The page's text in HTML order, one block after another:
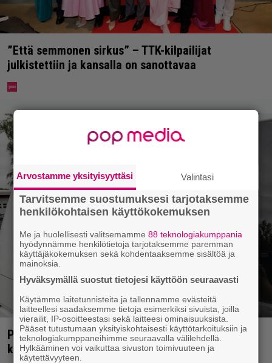
”Että semmonen sirkus” – TTK-kilpailijat
julkistettiin ja kansalla on sanottavaa
Poliisilla tehovalvonta – tästä kysymys ja näin
kauan kestää
Arvostamme yksityisyyttäsi Valintasi
Tarvitsemme suostumuksesi tarjotaksemme
henkilökohtaisen käyttökokemuksen
Me ja huolellisesti valitsemamme88 teknologiakumppania
hyödynnämme henkilötietoja tarjotaksemme paremman
käyttäjäkokemuksen sekä kohdentaaksemme sisältöä ja
mainoksia.
Hyväksymällä suostut tietojesi käyttöön seuraavasti
Käytämme laitetunnisteita ja tallennamme evästeitä
laitteellesi saadaksemme tietoja esimerkiksi sivuista, joilla
vierailit, IP-osoitteestasi sekä laitteesi ominaisuuksista.
Pääset tutustumaan yksityiskohtaisesti käyttötarkoituksiin ja
teknologiakumppaneihimme seuraavalla välilehdellä.
Hylkääminen voi vaikuttaa sivuston toimivuuteen ja
käytettävyyteen.